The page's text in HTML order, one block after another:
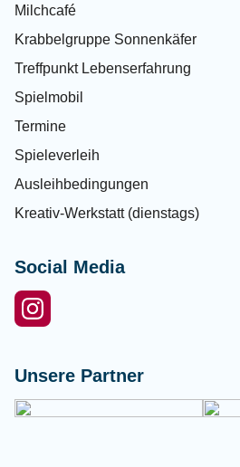
Milchcafé
Krabbelgruppe Sonnenkäfer
Treffpunkt Lebenserfahrung
Spielmobil
Termine
Spieleverleih
Ausleihbedingungen
Kreativ-Werkstatt (dienstags)
Social Media
Unsere Partner